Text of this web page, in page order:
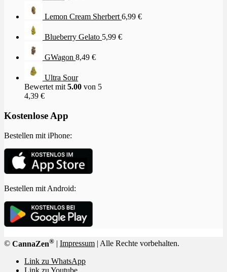
Lemon Cream Sherbert 6,99 €
Blueberry Gelato 5,99 €
GWagon 8,49 €
Ultra Sour
Bewertet mit 5.00 von 5
4,39 €
Kostenlose App
Bestellen mit iPhone:
Bestellen mit Android:
© CannaZen® Impressum | Alle Rechte vorbehalten.
Link zu WhatsApp
Link zu Youtube